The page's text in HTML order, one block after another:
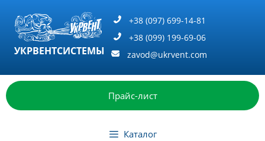
содержимому
УКРВЕНТСИСТЕМЫ
+38 (097) 699-14-81
+38 (099) 199-69-06
zavod@ukrvent.com
Прайс-лист
Каталог